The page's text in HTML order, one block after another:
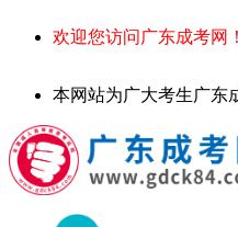
欢迎您访问广东成考网！
本网站为广大考生广东